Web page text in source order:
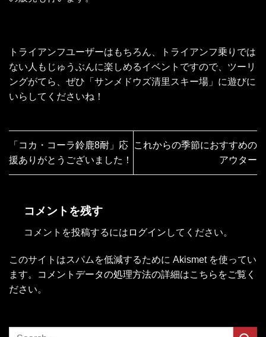
トライアンフユーザーはもちろん、トライアンフ乗りでは
ない人もじゅうぶんに楽しめるイベントですので、ツーリ
ングがてら、ぜひ「サンメドウズ清里スキー場」に遊びに
いらしてくださいね！
「コカ・コーラ鈴鹿8耐」応
援ありがとうございました！
これからの季節におすすめの
アウター
コメントを残す
コメントを投稿するには ログイン してください。
このサイトはスパムを低減するために Akismet を使ってい
ます。
コメントデータの処理方法の詳細はこちらをご覧く
ださい。